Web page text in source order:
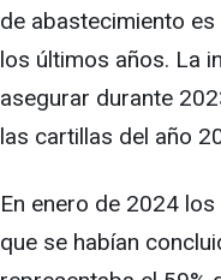
de abastecimiento
los últimos años. La
asegurar durante
las cartillas del año
En enero de 2024
que se habían